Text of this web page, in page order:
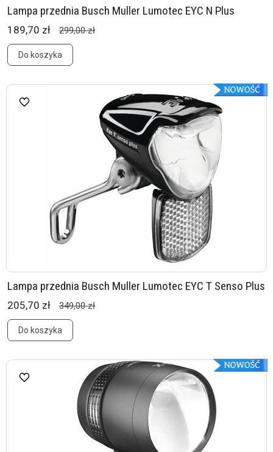
Lampa przednia Busch Muller Lumotec EYC N Plus
189,70 zł 299,00 zł
Do koszyka
Lampa przednia Busch Muller Lumotec EYC T Senso Plus
205,70 zł 349,00 zł
Do koszyka